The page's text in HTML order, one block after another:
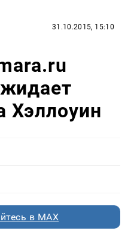
31.10.2015, 15:10
Хэллоуин
в MAX